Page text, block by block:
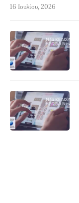
16 Ιουλίου, 2026